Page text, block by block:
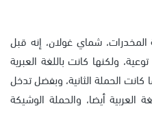
شماي غولان، إنه قبل
ولكنها كانت باللغة العبرية
الحملة الثانية، وبفضل تدخل
العربية أيضا، والحملة الوشيكة